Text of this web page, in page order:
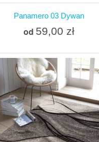
Panamero 03 Dywan
od 59,00 zł
Więcej
W magazynie
Dodaj do porównania